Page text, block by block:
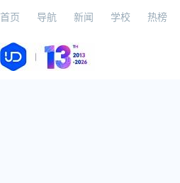
首页 导航 新闻 学校 热榜